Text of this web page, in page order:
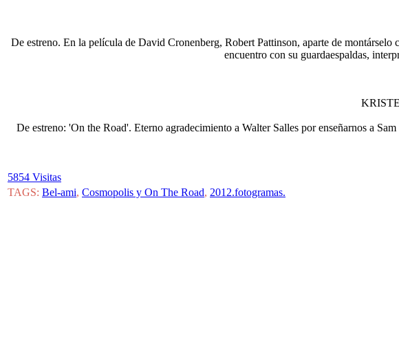
De estreno. En la película de David Cronenberg, Robert Pattinson, aparte de
encuentro con su guardaespaldas,
De estreno: 'On the Road'. Eterno agradecimiento a Walter Salles por enseñarnos a
5854 Visitas
TAGS: Bel-ami, Cosmopolis y On The Road, 2012.fotogramas.